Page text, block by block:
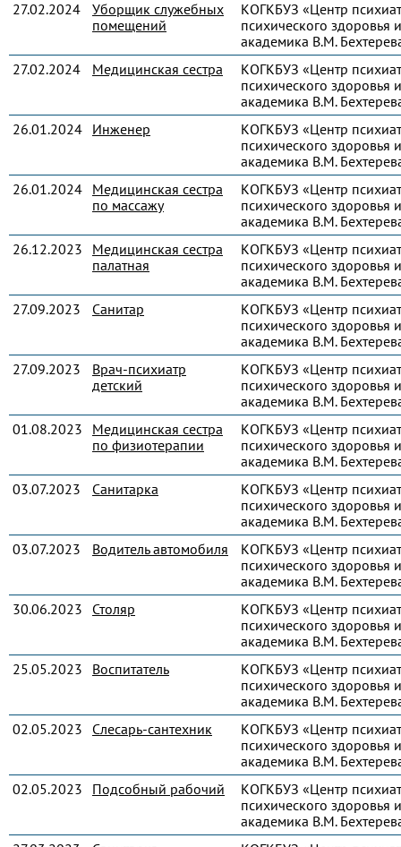
27.02.2024
Уборщик служебных
помещений
КОГКБУЗ «Центр
психического здоровья
академика В.М.
27.02.2024
Медицинская сестра
КОГКБУЗ «Центр
психического здоровья
академика В.М.
26.01.2024 Инженер
КОГКБУЗ «Центр
психического здоровья
академика В.М.
26.01.2024 Медицинская сестра
по массажу
КОГКБУЗ «Центр
психического здоровья
академика В.М.
26.12.2023
Медицинская сестра
палатная
КОГКБУЗ «Центр
психического здоровья
академика В.М.
27.09.2023
Санитар
КОГКБУЗ «Центр
психического здоровья
академика В.М.
27.09.2023
Врач-психиатр
детский
КОГКБУЗ «Центр
психического здоровья
академика В.М.
01.08.2023
Медицинская сестра
по физиотерапии
КОГКБУЗ «Центр
психического здоровья
академика В.М.
03.07.2023
Санитарка
КОГКБУЗ «Центр
психического здоровья
академика В.М.
03.07.2023
Водитель автомобиля
КОГКБУЗ «Центр
психического здоровья
академика В.М.
30.06.2023
Столяр
КОГКБУЗ «Центр
психического здоровья
академика В.М.
25.05.2023
Воспитатель
КОГКБУЗ «Центр
психического здоровья
академика В.М.
02.05.2023
Слесарь-сантехник
КОГКБУЗ «Центр
психического здоровья
академика В.М.
02.05.2023
Подсобный рабочий
КОГКБУЗ «Центр
психического здоровья
академика В.М.